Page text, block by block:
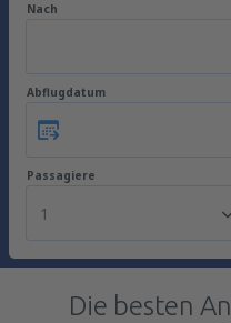
Nach
Abflugdatum
Passagiere
1
Die besten